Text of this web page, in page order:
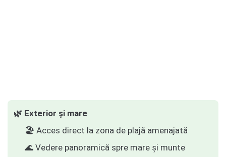
🌿 Exterior și mare
🏖️ Acces direct la zona de plajă amenajată
🌊 Vedere panoramică spre mare și munte